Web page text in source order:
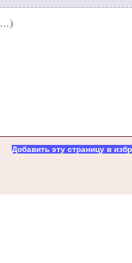
...)
Добавить эту страницу в